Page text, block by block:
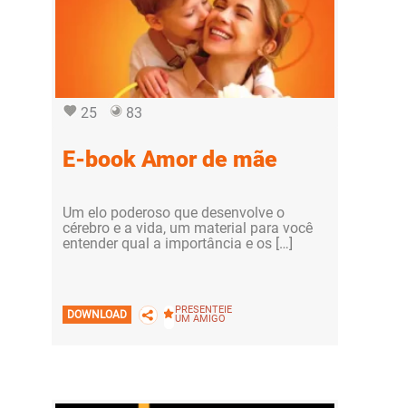
25 83
E-book Amor de mãe
Um elo poderoso que desenvolve o
cérebro e a vida, um material para você
entender qual a importância e os […]
DOWNLOAD PRESENTEIE
UM AMIGO